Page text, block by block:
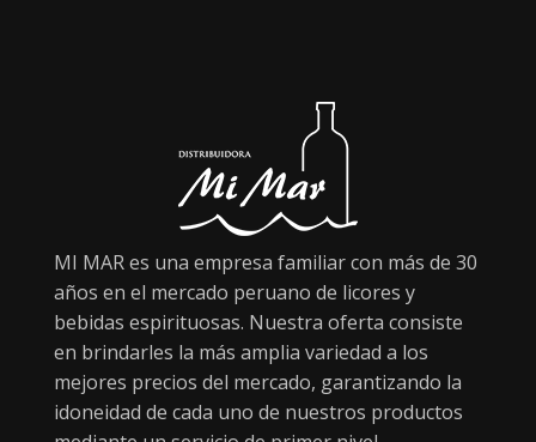
MI MAR es una empresa familiar con más de 30
años en el mercado peruano de licores y
bebidas espirituosas. Nuestra oferta consiste
en brindarles la más amplia variedad a los
mejores precios del mercado, garantizando la
idoneidad de cada uno de nuestros productos